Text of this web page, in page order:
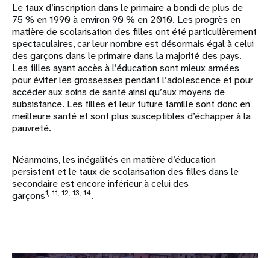
Le taux d’inscription dans le primaire a bondi de plus de
75 % en 1990 à environ 90 % en 2010. Les progrès en
matière de scolarisation des filles ont été particulièrement
spectaculaires, car leur nombre est désormais égal à celui
des garçons dans le primaire dans la majorité des pays.
Les filles ayant accès à l’éducation sont mieux armées
pour éviter les grossesses pendant l’adolescence et pour
accéder aux soins de santé ainsi qu’aux moyens de
subsistance. Les filles et leur future famille sont donc en
meilleure santé et sont plus susceptibles d’échapper à la
pauvreté.
Néanmoins, les inégalités en matière d’éducation
persistent et le taux de scolarisation des filles dans le
secondaire est encore inférieur à celui des
garçons1, 11, 12, 13, 14.